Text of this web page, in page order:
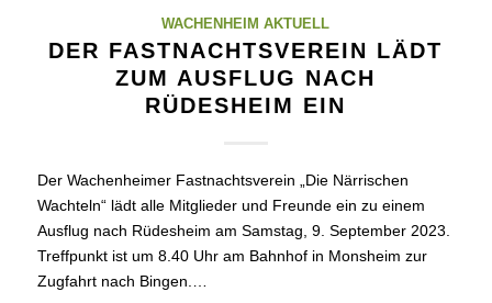
WACHENHEIM AKTUELL
DER FASTNACHTSVEREIN LÄDT
ZUM AUSFLUG NACH
RÜDESHEIM EIN
Der Wachenheimer Fastnachtsverein „Die Närrischen
Wachteln“ lädt alle Mitglieder und Freunde ein zu einem
Ausflug nach Rüdesheim am Samstag, 9. September 2023.
Treffpunkt ist um 8.40 Uhr am Bahnhof in Monsheim zur
Zugfahrt nach Bingen.…